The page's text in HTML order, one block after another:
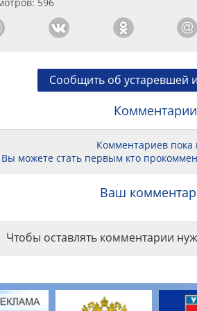
Сообщить об устаревшей
Комментарии
Комментариев пока
Вы можете стать первым кто
Ваш
Чтобы оставлять комментарии